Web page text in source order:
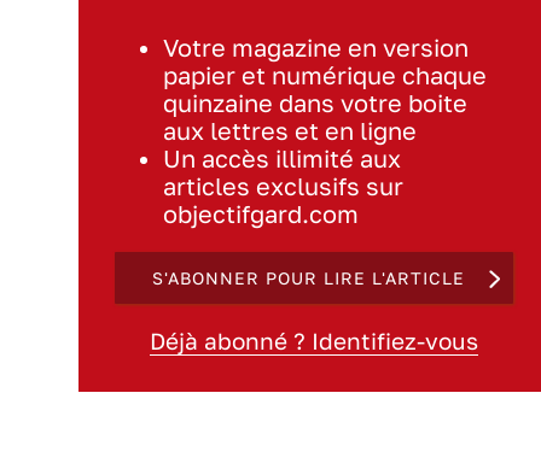
Votre magazine en version
papier et numérique chaque
quinzaine dans votre boite
aux lettres et en ligne
Un accès illimité aux
articles exclusifs sur
objectifgard.com
S'ABONNER POUR LIRE L'ARTICLE
Déjà abonné ? Identifiez-vous